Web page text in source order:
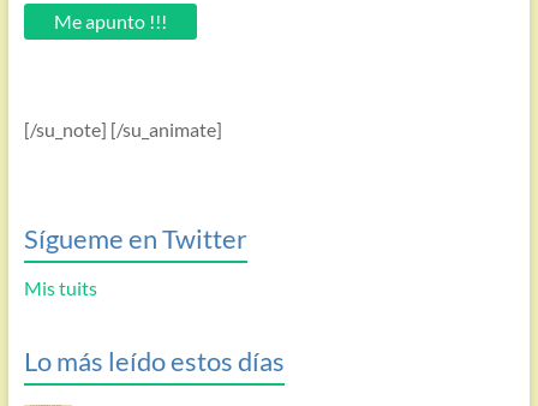
email.Me apunto !!!
[/su_note] [/su_animate]
Sígueme en Twitter
Mis tuits
Lo más leído estos días